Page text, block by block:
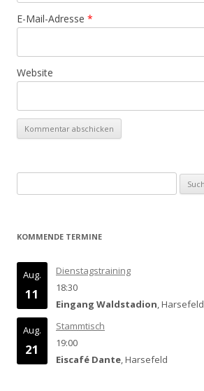
E-Mail-Adresse *
Website
nach:
KOMMENDE TERMINE
Aug.
11
Dienstagstraining
18:30
Eingang Waldstadion, Harsefeld
Aug.
21
Stammtisch
19:00
Eiscafé Dante, Harsefeld